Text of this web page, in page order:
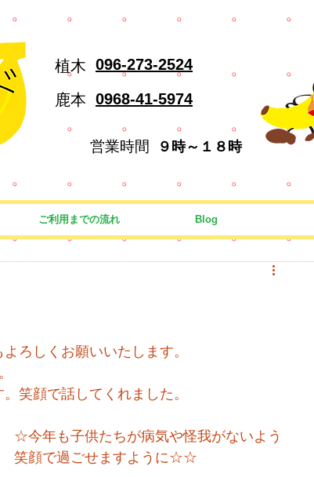
営業時間 ９時～１８時
植木 096-273-2524
鹿本 0968-41-5974
ご利用までの流れ Blog
ろしくお願いいたします。
笑顔で話してくれました。
☆今年も子供たちが病気や怪我がないよう
笑顔で過ごせますように☆☆